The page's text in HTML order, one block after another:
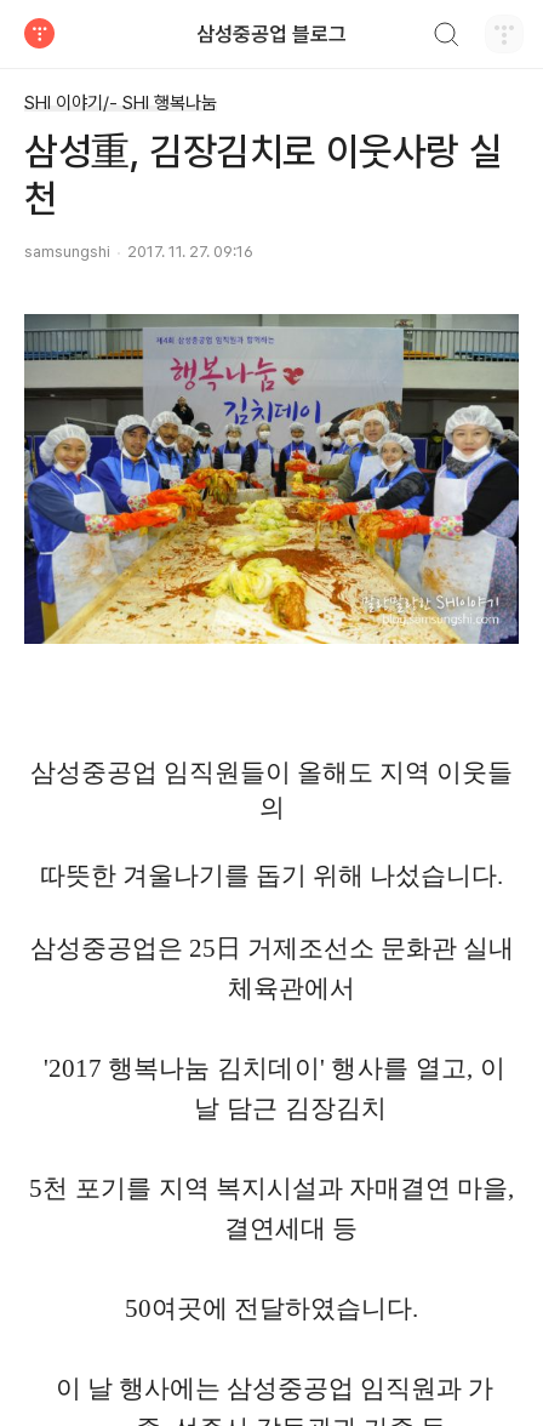
삼성중공업 블로그
SHI 이야기/- SHI 행복나눔
삼성重, 김장김치로 이웃사랑 실
천
samsungshi 2017. 11. 27. 09:16
삼성중공업 임직원들이 올해도 지역 이웃들
의
따뜻한 겨울나기를 돕기 위해 나섰습니다.
삼성중공업은 25 日 거제조선소 문화관 실내
체육관에서
'2017 행복나눔 김치데이' 행사를 열고, 이
날 담근 김장김치
5천 포기를 지역 복지시설과 자매결연 마을,
결연세대 등
50여곳에 전달하였습니다.
이 날 행사에는 삼성중공업 임직원과 가